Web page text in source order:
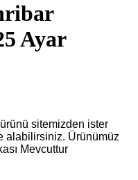
Ayar
sitemizden ister
alabilirsiniz. Ürünümüz
Mevcuttur